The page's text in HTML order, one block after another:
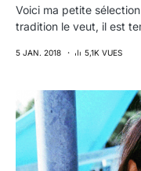
Voici ma petite
tradition le veut, il est
5 JAN. 2018 5,1K VUES